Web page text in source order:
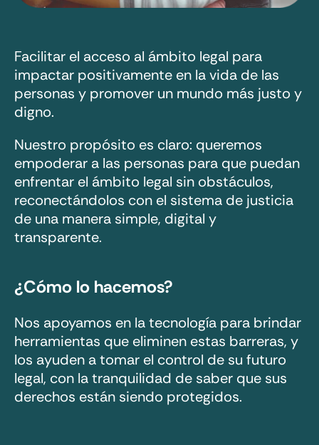
Facilitar el acceso al ámbito legal para
impactar positivamente en la vida de las
personas y promover un mundo más justo y
digno.
Nuestro propósito es claro: queremos
empoderar a las personas para que puedan
enfrentar el ámbito legal sin obstáculos,
reconectándolos con el sistema de justicia
de una manera simple, digital y
transparente.
¿Cómo lo hacemos?
Nos apoyamos en la tecnología para brindar
herramientas que eliminen estas barreras, y
los ayuden a tomar el control de su futuro
legal, con la tranquilidad de saber que sus
derechos están siendo protegidos.